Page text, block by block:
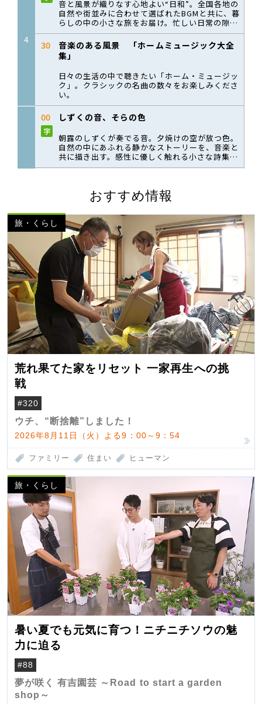
おすすめ情報
旅・くらし
荒れ果てた家をリセット 一家再生への挑
戦
#320
ウチ、“断捨離”しました！
2026年8月11日（火）よる9：00～9：54
ファミリー 住まい ヒューマン
旅・くらし
暑い夏でも元気に育つ！ニチニチソウの魅
力に迫る
#88
夢が咲く 有吉園芸 ～Road to start a garden
shop～